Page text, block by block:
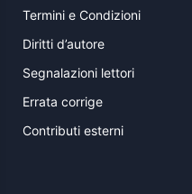
Termini e Condizioni
Diritti d’autore
Segnalazioni lettori
Errata corrige
Contributi esterni